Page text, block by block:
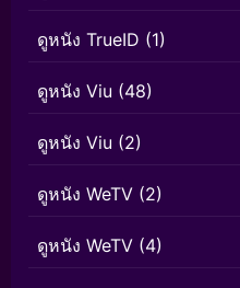
ดูหนัง TrueID (1)
ดูหนัง Viu (48)
ดูหนัง Viu (2)
ดูหนัง WeTV (2)
ดูหนัง WeTV (4)